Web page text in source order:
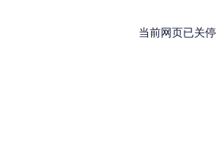
当前网页已关停